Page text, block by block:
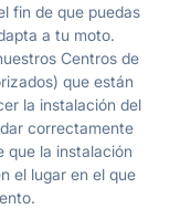
fin de que puedas
a tu moto.
Centros de
que están
la instalación del
correctamente
que la instalación
el lugar en el que